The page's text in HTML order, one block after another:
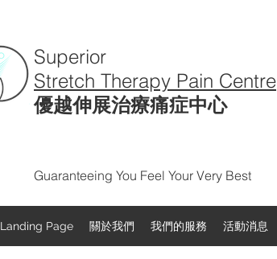
Superior
Stretch Therapy Pain Centre
優越伸展治療痛症中心
Guaranteeing You Feel Your Very Best
Landing Page 關於我們 我們的服務 活動消息